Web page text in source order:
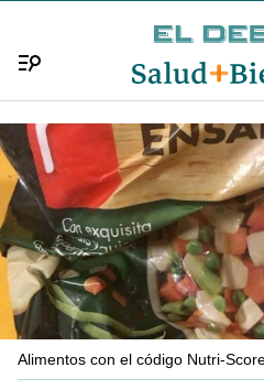
Alimentos con el código Nutri-